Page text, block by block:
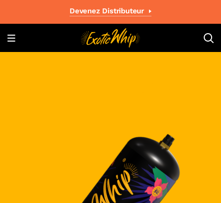
Devenez Distributeur